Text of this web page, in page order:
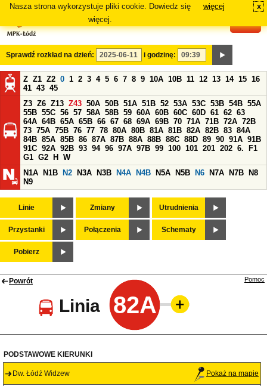
Nasza strona wykorzystuje pliki cookie. Dowiedz się
więcej.
więcej x
Sprawdź rozkład na dzień: i godzinę:
Z Z1 Z2 0 1 2 3 4 5 6 7 8 9 10A 10B 11 12 13 14 15 16
41 43 45
Z3 Z6 Z13 Z43 50A 50B 51A 51B 52 53A 53C 53B 54B 55A
55B 55C 56 57 58A 58B 59 60A 60B 60C 60D 61 62 63
64A 64B 65A 65B 66 67 68 69A 69B 70 71A 71B 72A 72B
73 75A 75B 76 77 78 80A 80B 81A 81B 82A 82B 83 84A
84B 85A 85B 86 87A 87B 88A 88B 88C 88D 89 90 91A 91B
91C 92A 92B 93 94 96 97A 97B 99 100 101 201 202 6.
F1
G1 G2 H
W
N1A
N1B N2 N3A N3B N4A N4B N5A N5B N6 N7A N7B
N8
N9
Linie Zmiany Utrudnienia
Przystanki Połączenia Schematy
Pobierz
Powrót
Linia 82A
Pomoc
PODSTAWOWE KIERUNKI
Dw. Łódź Widzew Pokaż na mapie